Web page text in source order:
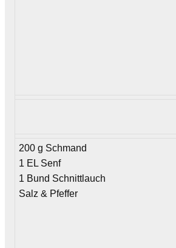
200 g Schmand
1 EL Senf
1 Bund Schnittlauch
Salz & Pfeffer